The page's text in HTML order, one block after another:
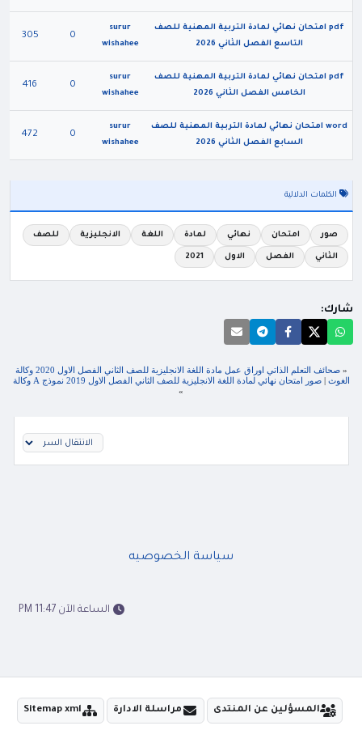
pdf امتحان نهائي لمادة التربية المهنية للصف
التاسع الفصل الثاني 2026
surur
wishahee
0
305
pdf امتحان نهائي لمادة التربية المهنية للصف
الخامس الفصل الثاني 2026
surur
wishahee
0
416
word امتحان نهائي لمادة التربية المهنية للصف
السابع الفصل الثاني 2026
surur
wishahee
0
472
الكلمات الدلالية
صور امتحان نهائي لمادة اللغة الانجليزية للصف
الثاني الفصل الاول 2021
شارك:
«
صحائف التعلم الذاتي اوراق عمل مادة اللغة الانجليزية للصف الثاني الفصل الاول 2020 وكالة
الغوث |صور امتحان نهائي لمادة اللغة الانجليزية للصف الثاني الفصل الاول 2019 نموذج A وكالة
»
سياسة الخصوصيه
الساعة الآن 11:47 PM
المسؤلين عن المنتدى مراسلة الادارة Sitemap xml